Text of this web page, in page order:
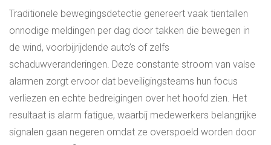
Traditionele bewegingsdetectie genereert vaak tientallen
onnodige meldingen per dag door takken die bewegen in
de wind, voorbijrijdende auto’s of zelfs
schaduwveranderingen. Deze constante stroom van valse
alarmen zorgt ervoor dat beveiligingsteams hun focus
verliezen en echte bedreigingen over het hoofd zien. Het
resultaat is alarm fatigue, waarbij medewerkers belangrijke
signalen gaan negeren omdat ze overspoeld worden door